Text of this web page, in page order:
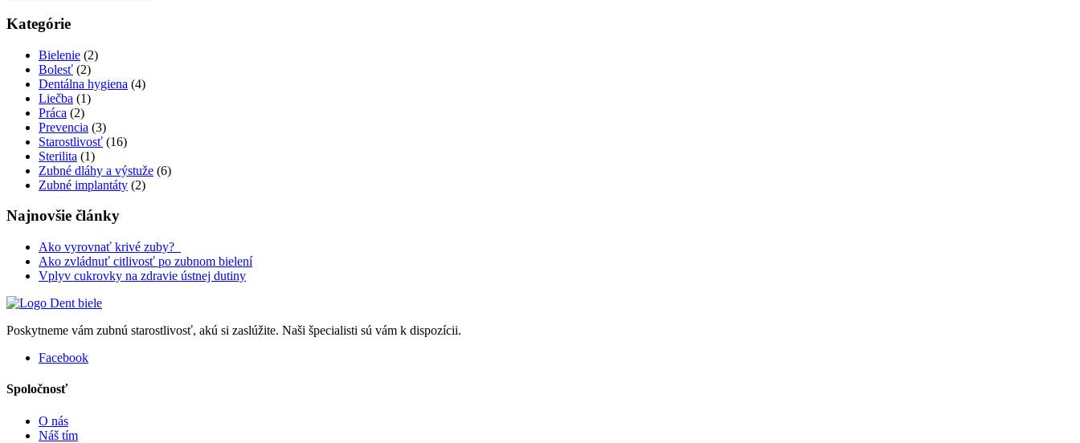
Kategórie
Bielenie (2)
Bolesť (2)
Dentálna hygiena (4)
Liečba (1)
Práca (2)
Prevencia (3)
Starostlivosť (16)
Sterilita (1)
Zubné dláhy a výstuže (6)
Zubné implantáty (2)
Najnovšie články
Ako vyrovnať krivé zuby?
Ako zvládnuť citlivosť po zubnom bielení
Vplyv cukrovky na zdravie ústnej dutiny
Poskytneme vám zubnú starostlivosť, akú si zaslúžite. Naši špecialisti sú vám k dispozícii.
Facebook
Spoločnosť
O nás
Náš tím